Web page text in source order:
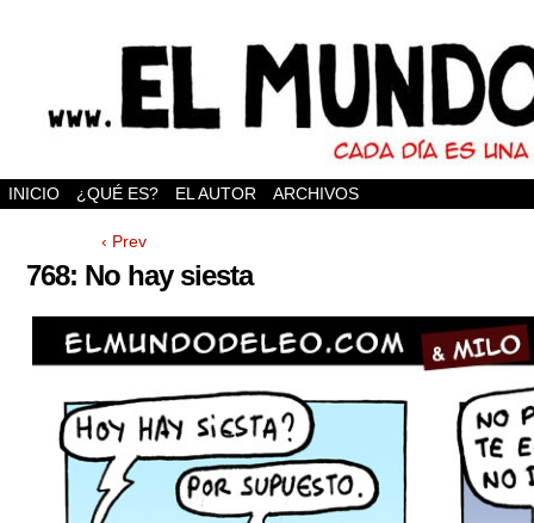
INICIO ¿QUÉ ES? EL AUTOR ARCHIVOS
‹ Prev
768: No hay siesta